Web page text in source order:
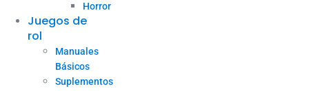
Horror
Juegos de
rol
Manuales
Básicos
Suplementos